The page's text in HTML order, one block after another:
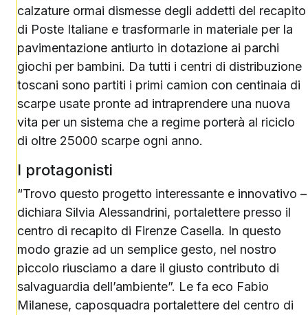
calzature ormai dismesse degli addetti del recapito
di Poste Italiane e trasformarle in materiale per la
pavimentazione antiurto in dotazione ai parchi
giochi per bambini. Da tutti i centri di distribuzione
toscani sono partiti i primi camion con centinaia di
scarpe usate pronte ad intraprendere una nuova
vita per un sistema che a regime porterà al riciclo
di oltre 25000 scarpe ogni anno.
I protagonisti
“Trovo questo progetto interessante e innovativo –
dichiara Silvia Alessandrini, portalettere presso il
centro di recapito di Firenze Casella. In questo
modo grazie ad un semplice gesto, nel nostro
piccolo riusciamo a dare il giusto contributo di
salvaguardia dell’ambiente”. Le fa eco Fabio
Milanese, caposquadra portalettere del centro di